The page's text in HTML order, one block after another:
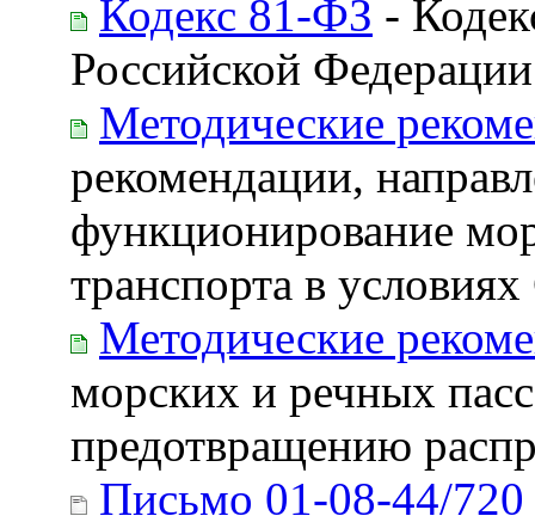
Кодекс 81-ФЗ -
Российской Федерации
Методические
рекомендации,
функционирование
транспорта в
Методические
морских и речных
предотвращению
Письмо 01-08-44/720